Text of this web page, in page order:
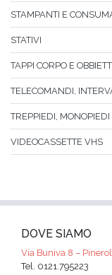
STAMPANTI E
STATIVI
TAPPI CORPO E
TELECOMANDI,
TREPPIEDI, MONOPIEDI
VIDEOCASSETTE VHS
DOVE SIAMO
Via Buniva 8 –
Tel. 0121.795223